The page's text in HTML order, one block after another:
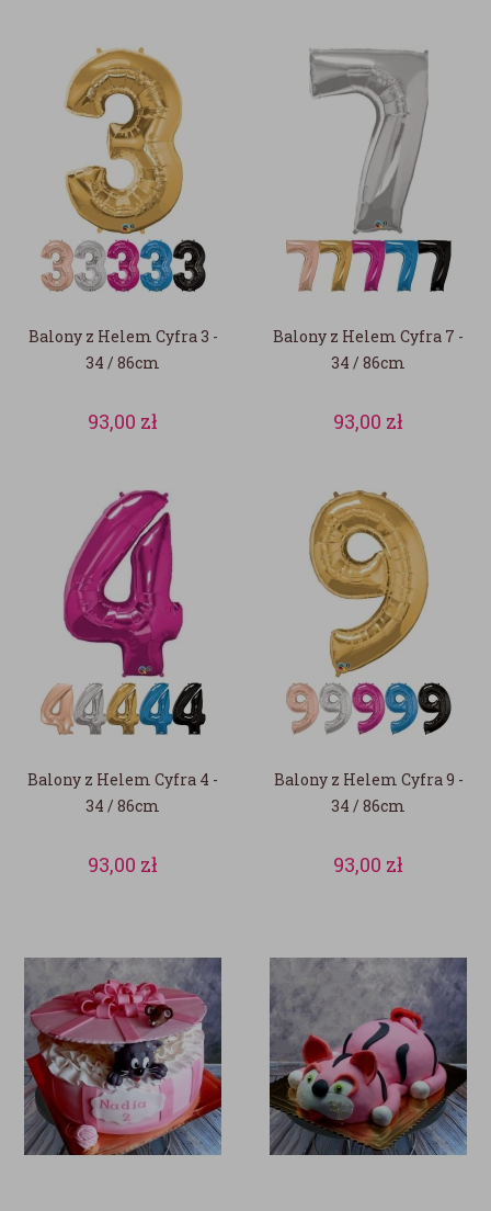
Balony z Helem Cyfra 3 -
34 / 86cm
93,00 zł
Balony z Helem Cyfra 7 -
34 / 86cm
93,00 zł
Balony z Helem Cyfra 4 -
34 / 86cm
93,00 zł
Balony z Helem Cyfra 9 -
34 / 86cm
93,00 zł